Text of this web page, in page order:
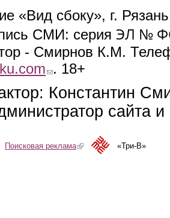
«Вид сбоку», г.
СМИ: серия ЭЛ №
- Смирнов К.М.
(link sends e-mail)
. 18+
Константин
сайта
Поисковая реклама(link is external)«Три-В»